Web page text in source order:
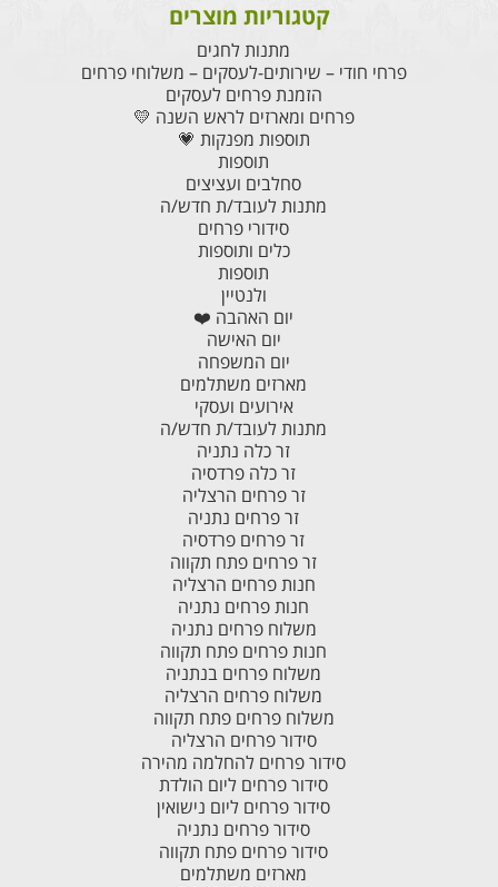
קטגוריות מוצרים
מתנות לחגים
פרחי חודי – שירותים-לעסקים – משלוחי פרחים
הזמנת פרחים לעסקים
פרחים ומארזים לראש השנה 💛
תוספות מפנקות 💗
תוספות
סחלבים ועציצים
מתנות לעובד/ת חדש/ה
סידורי פרחים
כלים ותוספות
תוספות
ולנטיין
יום האהבה ❤️
יום האישה
יום המשפחה
מארזים משתלמים
אירועים ועסקי
מתנות לעובד/ת חדש/ה
זר כלה נתניה
זר כלה פרדסיה
זר פרחים הרצליה
זר פרחים נתניה
זר פרחים פרדסיה
זר פרחים פתח תקווה
חנות פרחים הרצליה
חנות פרחים נתניה
משלוח פרחים נתניה
חנות פרחים פתח תקווה
משלוח פרחים בנתניה
משלוח פרחים הרצליה
משלוח פרחים פתח תקווה
סידור פרחים הרצליה
סידור פרחים להחלמה מהירה
סידור פרחים ליום הולדת
סידור פרחים ליום נישואין
סידור פרחים נתניה
סידור פרחים פתח תקווה
מארזים משתלמים